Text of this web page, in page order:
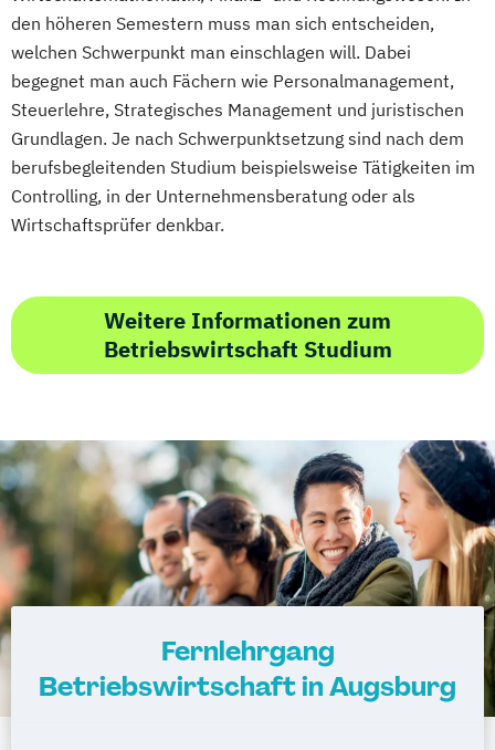
Grundlagen der Phytotherapie
Grundlagen der artgerechten Tierhaltung
Grundlagen der klassischen
Naturheilverfahren
Heilpflanzenkunde Heilpraktiker/-in
Heilpraktiker/-in Fachrichtung
"Akupunktur"
Heilpraktiker/-in Fachrichtung
"Heilpflanzenkunde"
Heilpraktiker/-in Fachrichtung "Klassische
"Psychotherapie"
Heilpraktiker/-in Fachrichtung
"Sportmedizin"
Heilpraktiker/-in für Psychotherapie
Heilpraktiker/-in für Psychotherapie
Fachrichtung "Burnout-Prävention"
Fachrichtung "Entspannungstherapie"
Heilpraktiker/-in für Psychotherapie
den höheren Semestern muss man sich entscheiden,
welchen Schwerpunkt man einschlagen will. Dabei
begegnet man auch Fächern wie Personalmanagement,
Steuerlehre, Strategisches Management und juristischen
Grundlagen. Je nach Schwerpunktsetzung sind nach dem
berufsbegleitenden Studium beispielsweise Tätigkeiten im
Controlling, in der Unternehmensberatung oder als
Wirtschaftsprüfer denkbar.
Weitere Informationen zum
Betriebswirtschaft Studium
Fernlehrgang
Betriebswirtschaft in Augsburg